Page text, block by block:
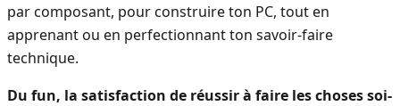
par composant, pour construire ton PC, tout en
apprenant ou en perfectionnant ton savoir-faire
technique.
Du fun, la satisfaction de réussir à faire les choses soi-